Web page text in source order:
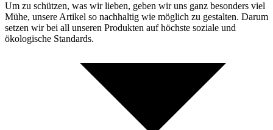
Um zu schützen, was wir lieben, geben wir uns ganz besonders viel
Mühe, unsere Artikel so nachhaltig wie möglich zu gestalten. Darum
setzen wir bei all unseren Produkten auf höchste soziale und
ökologische Standards.